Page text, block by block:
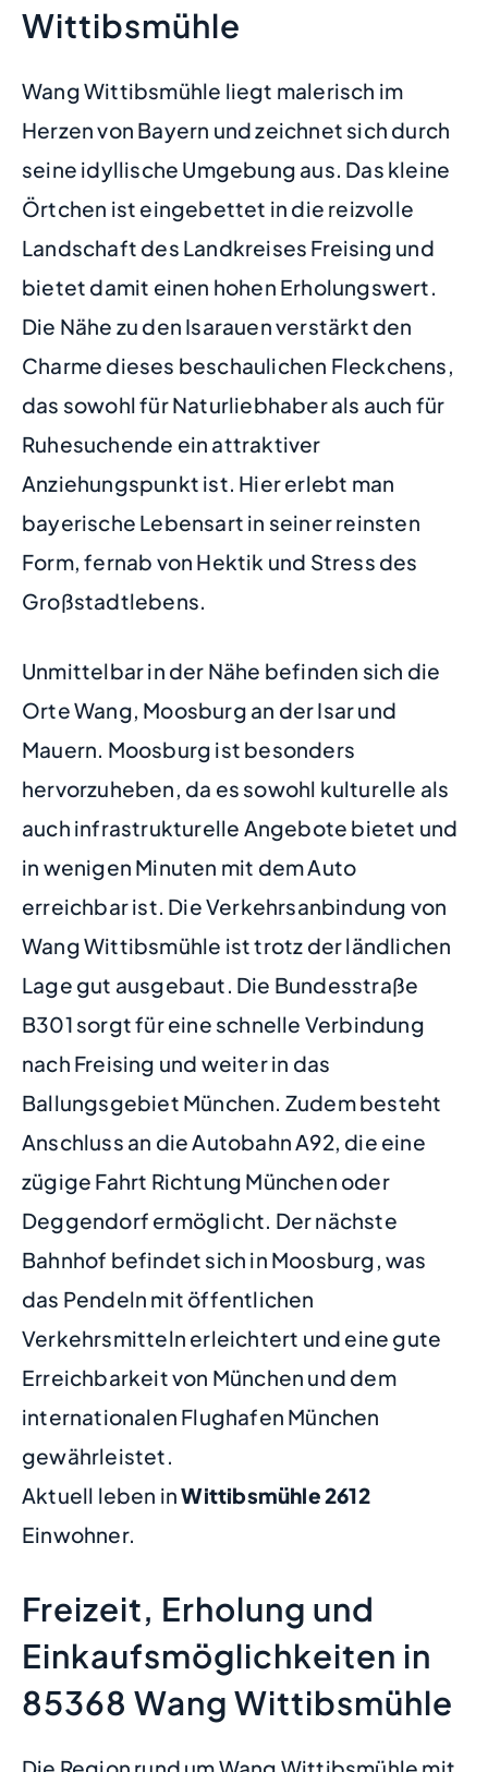
Wittibsmühle
Wang Wittibsmühle liegt malerisch im
Herzen von Bayern und zeichnet sich durch
seine idyllische Umgebung aus. Das kleine
Örtchen ist eingebettet in die reizvolle
Landschaft des Landkreises Freising und
bietet damit einen hohen Erholungswert.
Die Nähe zu den Isarauen verstärkt den
Charme dieses beschaulichen Fleckchens,
das sowohl für Naturliebhaber als auch für
Ruhesuchende ein attraktiver
Anziehungspunkt ist. Hier erlebt man
bayerische Lebensart in seiner reinsten
Form, fernab von Hektik und Stress des
Großstadtlebens.
Unmittelbar in der Nähe befinden sich die
Orte Wang, Moosburg an der Isar und
Mauern. Moosburg ist besonders
hervorzuheben, da es sowohl kulturelle als
auch infrastrukturelle Angebote bietet und
in wenigen Minuten mit dem Auto
erreichbar ist. Die Verkehrsanbindung von
Wang Wittibsmühle ist trotz der ländlichen
Lage gut ausgebaut. Die Bundesstraße
B301 sorgt für eine schnelle Verbindung
nach Freising und weiter in das
Ballungsgebiet München. Zudem besteht
Anschluss an die Autobahn A92, die eine
zügige Fahrt Richtung München oder
Deggendorf ermöglicht. Der nächste
Bahnhof befindet sich in Moosburg, was
das Pendeln mit öffentlichen
Verkehrsmitteln erleichtert und eine gute
Erreichbarkeit von München und dem
internationalen Flughafen München
gewährleistet.
Aktuell leben inWittibsmühle2612
Einwohner.
Freizeit, Erholung und
Einkaufsmöglichkeiten in
85368 Wang Wittibsmühle